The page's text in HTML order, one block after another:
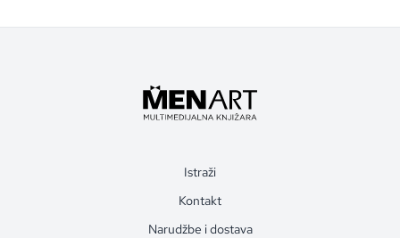
Istraži
Kontakt
Narudžbe i dostava